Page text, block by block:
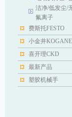
洁净/低发尘/
氟离子
费斯托FESTO
小金井
喜开理CKD
最新产品
塑胶机械手